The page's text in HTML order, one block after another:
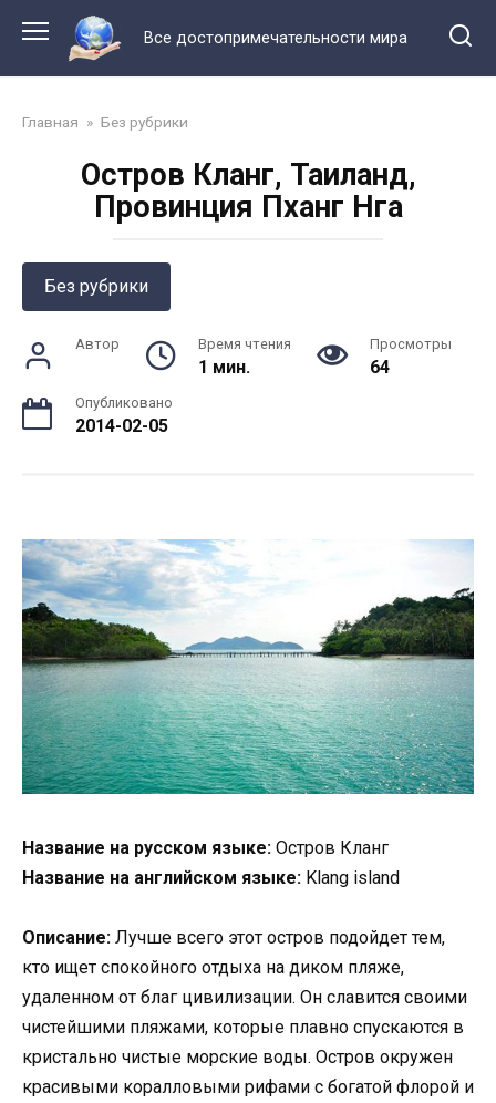
контенту
Все достопримечательности мира
Главная » Без рубрики
Остров Кланг, Таиланд,
Провинция Пханг Нга
Без рубрики
Автор Время чтения
1 мин.
Просмотры
64
Опубликовано
2014-02-05
Название на русском языке: Остров Кланг
Название на английском языке: Klang island
Описание: Лучше всего этот остров подойдет тем,
кто ищет спокойного отдыха на диком пляже,
удаленном от благ цивилизации. Он славится своими
чистейшими пляжами, которые плавно спускаются в
кристально чистые морские воды. Остров окружен
красивыми коралловыми рифами с богатой флорой и